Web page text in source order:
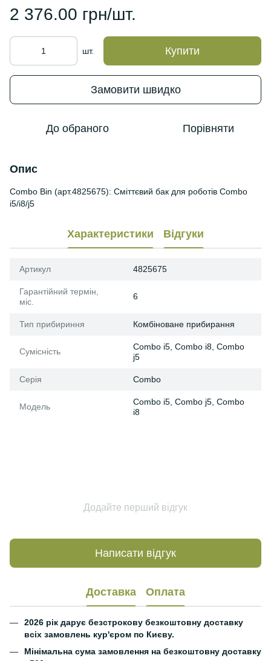
2 376.00 грн/шт.
шт. Купити
Замовити швидко
До обраного Порівняти
Опис
Combo Bin (арт.4825675): Сміттєвий бак для роботів Combo
i5/i8/j5
Характеристики Відгуки
Артикул 4825675
Гарантійний термін,
міс.
6
Тип прибириння Комбіноване прибирання
Сумісність
Combo i5, Combo i8, Combo
j5
Серія Combo
Модель
Combo i5, Combo j5, Combo
i8
Додайте перший відгук
Написати відгук
Доставка Оплата
2026 рік дарує безстрокову безкоштовну доставку
всіх замовлень кур'єром по Києву.
Мінімальна сума замовлення на безкоштовну доставку